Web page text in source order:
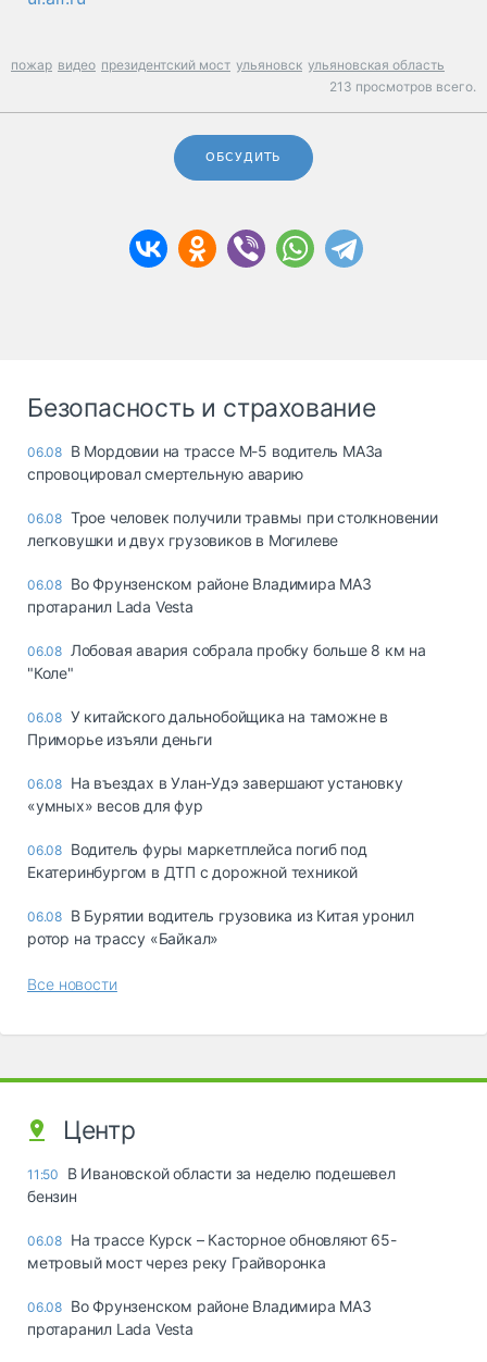
пожар видео президентский мост ульяновск ульяновская область
213 просмотров всего.
ОБСУДИТЬ
Безопасность и страхование
06.08 В Мордовии на трассе М-5 водитель МАЗа
спровоцировал смертельную аварию
06.08 Трое человек получили травмы при столкновении
легковушки и двух грузовиков в Могилеве
06.08 Во Фрунзенском районе Владимира МАЗ
протаранил Lada Vesta
06.08 Лобовая авария собрала пробку больше 8 км на
"Коле"
06.08 У китайского дальнобойщика на таможне в
Приморье изъяли деньги
06.08 Ha въeздax в Улaн-Удэ зaвepшaют ycтaнoвкy
«yмныx» вecoв для фyp
06.08 Водитель фуры маркетплейса погиб под
Екатеринбургом в ДТП с дорожной техникой
06.08 В Бурятии водитель грузовика из Китая уронил
ротор на трассу «Байкал»
Все новости
Центр
11:50
В Ивановской области за неделю подешевел
бензин
06.08 На трассе Курск – Касторное обновляют 65-
метровый мост через реку Грайворонка
06.08 Во Фрунзенском районе Владимира МАЗ
протаранил Lada Vesta